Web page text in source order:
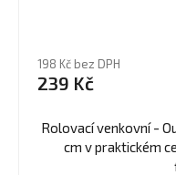
198 Kč bez DPH
239 Kč
Rolovací venkovní -
cm v praktickém